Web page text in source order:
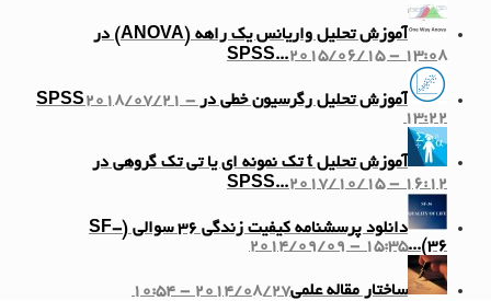
آموزش تحلیل واریانس یک راهه (ANOVA) در
SPSS...2015/06/15 - 13:08
آموزش تحلیل رگرسیون خطی در SPSS 2018/07/21 -
13:22
آموزش تحلیل t تک نمونه ای یا تی تک گروهی در
SPSS...2017/10/15 - 16:12
دانلود پرسشنامه کیفیت زندگی ۳۶ سوالی (SF-
36)...
2014/09/09 - 15:35
ساختار مقاله علمی2014/08/27 - 10:54